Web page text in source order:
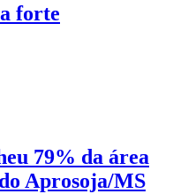
forte
79% da área
Aprosoja/MS